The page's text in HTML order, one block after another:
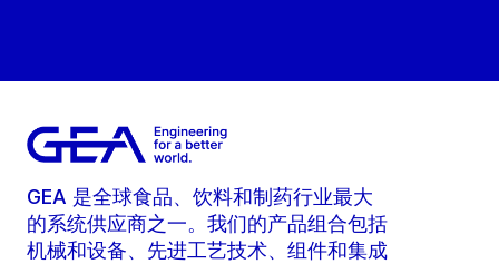
GEA 是全球食品、饮料和制药行业最大
的系统供应商之一。我们的产品组合包括
机械和设备、先进工艺技术、组件和集成